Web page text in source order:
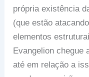
própria existência
(que estão
elementos
Evangelion chegue
até em relação a